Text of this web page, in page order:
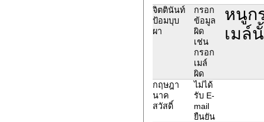
จิตตินันท์
ป้อมบุบ
ผา
กรอก
ข้อมูล
ผิด
เช่น
กรอก
เมล์
ผิด
หนูก
เมล์
กฤษฎา
นาค
สวัสดิ์
ไม่ได้
รับ E-
mail
ยืนยัน